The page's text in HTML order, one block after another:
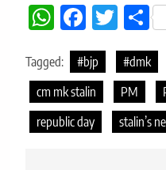
WhatsApp
Tagged: #bjp #dmk
cm mk stalin
PM
republic day
stalin’s